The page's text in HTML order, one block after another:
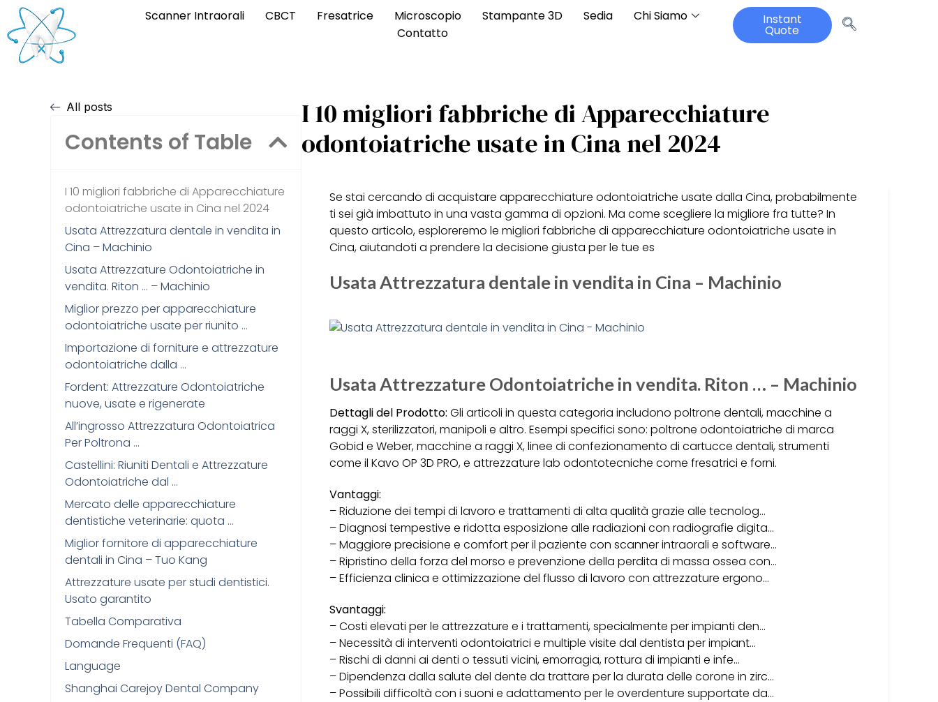
Scanner Intraorali CBCT Fresatrice Microscopio Stampante 3D Sedia
Chi Siamo
Contatto
Instant
Quote
All posts
Contents of Table
I 10 migliori fabbriche di Apparecchiature
odontoiatriche usate in Cina nel 2024
Usata Attrezzatura dentale in vendita in
Cina – Machinio
Usata Attrezzature Odontoiatriche in
vendita. Riton … – Machinio
Miglior prezzo per apparecchiature
odontoiatriche usate per riunito …
Importazione di forniture e attrezzature
odontoiatriche dalla …
Fordent: Attrezzature Odontoiatriche
nuove, usate e rigenerate
All’ingrosso Attrezzatura Odontoiatrica
Per Poltrona …
Castellini: Riuniti Dentali e Attrezzature
Odontoiatriche dal …
Mercato delle apparecchiature
dentistiche veterinarie: quota …
Miglior fornitore di apparecchiature
dentali in Cina – Tuo Kang
Attrezzature usate per studi dentistici.
Usato garantito
Tabella Comparativa
Domande Frequenti (FAQ)
Language
Shanghai Carejoy Dental Company
I 10 migliori fabbriche di Apparecchiature
odontoiatriche usate in Cina nel 2024
Se stai cercando di acquistare apparecchiature odontoiatriche usate dalla Cina, probabilmente
ti sei già imbattuto in una vasta gamma di opzioni. Ma come scegliere la migliore fra tutte? In
questo articolo, esploreremo le migliori fabbriche di apparecchiature odontoiatriche usate in
Cina, aiutandoti a prendere la decisione giusta per le tue es
Usata Attrezzatura dentale in vendita in Cina – Machinio
Usata Attrezzature Odontoiatriche in vendita. Riton … – Machinio
Dettagli del Prodotto: Gli articoli in questa categoria includono poltrone dentali, macchine a
raggi X, sterilizzatori, manipoli e altro. Esempi specifici sono: poltrone odontoiatriche di marca
Gobid e Weber, macchine a raggi X, linee di confezionamento di cartucce dentali, strumenti
come il Kavo OP 3D PRO, e attrezzature lab odontotecniche come fresatrici e forni.
Vantaggi:
– Riduzione dei tempi di lavoro e trattamenti di alta qualità grazie alle tecnolog…
– Diagnosi tempestive e ridotta esposizione alle radiazioni con radiografie digita…
– Maggiore precisione e comfort per il paziente con scanner intraorali e software…
– Ripristino della forza del morso e prevenzione della perdita di massa ossea con…
– Efficienza clinica e ottimizzazione del flusso di lavoro con attrezzature ergono…
Svantaggi:
– Costi elevati per le attrezzature e i trattamenti, specialmente per impianti den…
– Necessità di interventi odontoiatrici e multiple visite dal dentista per impiant…
– Rischi di danni ai denti o tessuti vicini, emorragia, rottura di impianti e infe…
– Dipendenza dalla salute del dente da trattare per la durata delle corone in zirc…
– Possibili difficoltà con i suoni e adattamento per le overdenture supportate da…